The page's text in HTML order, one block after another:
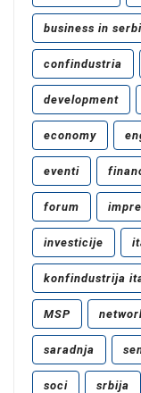
business in
confindustria
development
economy
eventi
forum
investicije
konfindustrija
MSP
saradnja
soci srbija